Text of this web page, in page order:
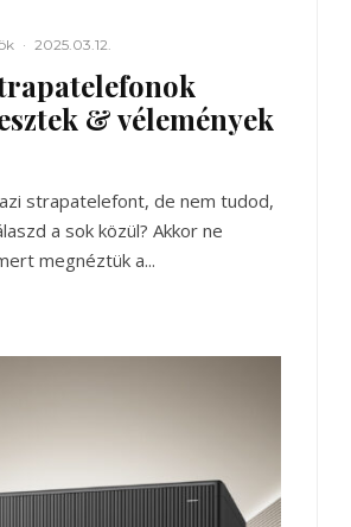
· 2025.03.12.
& vélemények
strapatelefont, de nem tudod,
a sok közül? Akkor ne
megnéztük a...